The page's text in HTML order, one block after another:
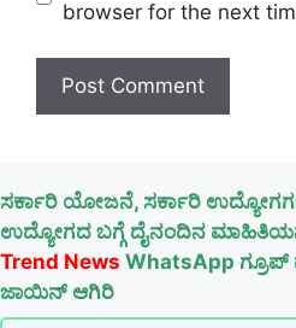
browser for the next
ಸರ್ಕಾರಿ ಯೋಜನೆ, ಸರ್ಕಾರಿ
ಉದ್ಯೋಗದ ಬಗ್ಗೆ ದೈನಂದಿನ
Trend News WhatsApp
ಜಾಯಿನ್ ಆಗಿರಿ